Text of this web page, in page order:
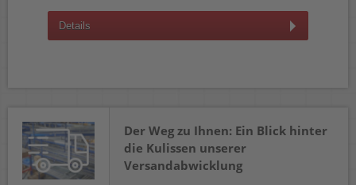
Details
Der Weg zu Ihnen: Ein Blick hinter
die Kulissen unserer
Versandabwicklung